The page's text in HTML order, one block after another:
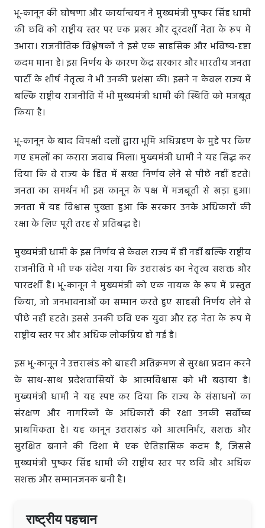
भू-कानून की घोषणा और कार्यान्वयन ने मुख्यमंत्री पुष्कर सिंह धामी
की छवि को राष्ट्रीय स्तर पर एक प्रखर और दूरदर्शी नेता के रूप में
उभारा। राजनीतिक विश्लेषकों ने इसे एक साहसिक और भविष्य-दृष्टा
कदम माना है। इस निर्णय के कारण केंद्र सरकार और भारतीय जनता
पार्टी के शीर्ष नेतृत्व ने भी उनकी प्रशंसा की। इसने न केवल राज्य में
बल्कि राष्ट्रीय राजनीति में भी मुख्यमंत्री धामी की स्थिति को मजबूत
किया है।
भू-कानून के बाद विपक्षी दलों द्वारा भूमि अधिग्रहण के मुद्दे पर किए
गए हमलों का करारा जवाब मिला। मुख्यमंत्री धामी ने यह सिद्ध कर
दिया कि वे राज्य के हित में सख्त निर्णय लेने से पीछे नहीं हटते।
जनता का समर्थन भी इस कानून के पक्ष में मजबूती से खड़ा हुआ।
जनता में यह विश्वास पुख्ता हुआ कि सरकार उनके अधिकारों की
रक्षा के लिए पूरी तरह से प्रतिबद्ध है।
मुख्यमंत्री धामी के इस निर्णय से केवल राज्य में ही नहीं बल्कि राष्ट्रीय
राजनीति में भी एक संदेश गया कि उत्तराखंड का नेतृत्व सशक्त और
पारदर्शी है। भू-कानून ने मुख्यमंत्री को एक नायक के रूप में प्रस्तुत
किया, जो जनभावनाओं का सम्मान करते हुए साहसी निर्णय लेने से
पीछे नहीं हटते। इससे उनकी छवि एक युवा और दृढ़ नेता के रूप में
राष्ट्रीय स्तर पर और अधिक लोकप्रिय हो गई है।
इस भू-कानून ने उत्तराखंड को बाहरी अतिक्रमण से सुरक्षा प्रदान करने
के साथ-साथ प्रदेशवासियों के आत्मविश्वास को भी बढ़ाया है।
मुख्यमंत्री धामी ने यह स्पष्ट कर दिया कि राज्य के संसाधनों का
संरक्षण और नागरिकों के अधिकारों की रक्षा उनकी सर्वोच्च
प्राथमिकता है। यह कानून उत्तराखंड को आत्मनिर्भर, सशक्त और
सुरक्षित बनाने की दिशा में एक ऐतिहासिक कदम है, जिससे
मुख्यमंत्री पुष्कर सिंह धामी की राष्ट्रीय स्तर पर छवि और अधिक
सशक्त और सम्मानजनक बनी है।
राष्ट्रीय पहचान